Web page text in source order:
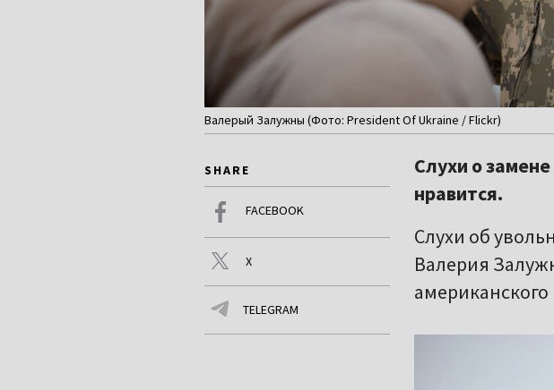
Валерый Залужны (Фото: President Of Ukraine / Flickr)
SHARE
FACEBOOK
X
TELEGRAM
Слухи о
нравится.
Слухи об
Валерия